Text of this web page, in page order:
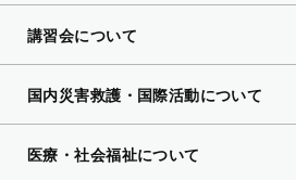
講習会について
国内災害救護・国際活動について
医療・社会福祉について